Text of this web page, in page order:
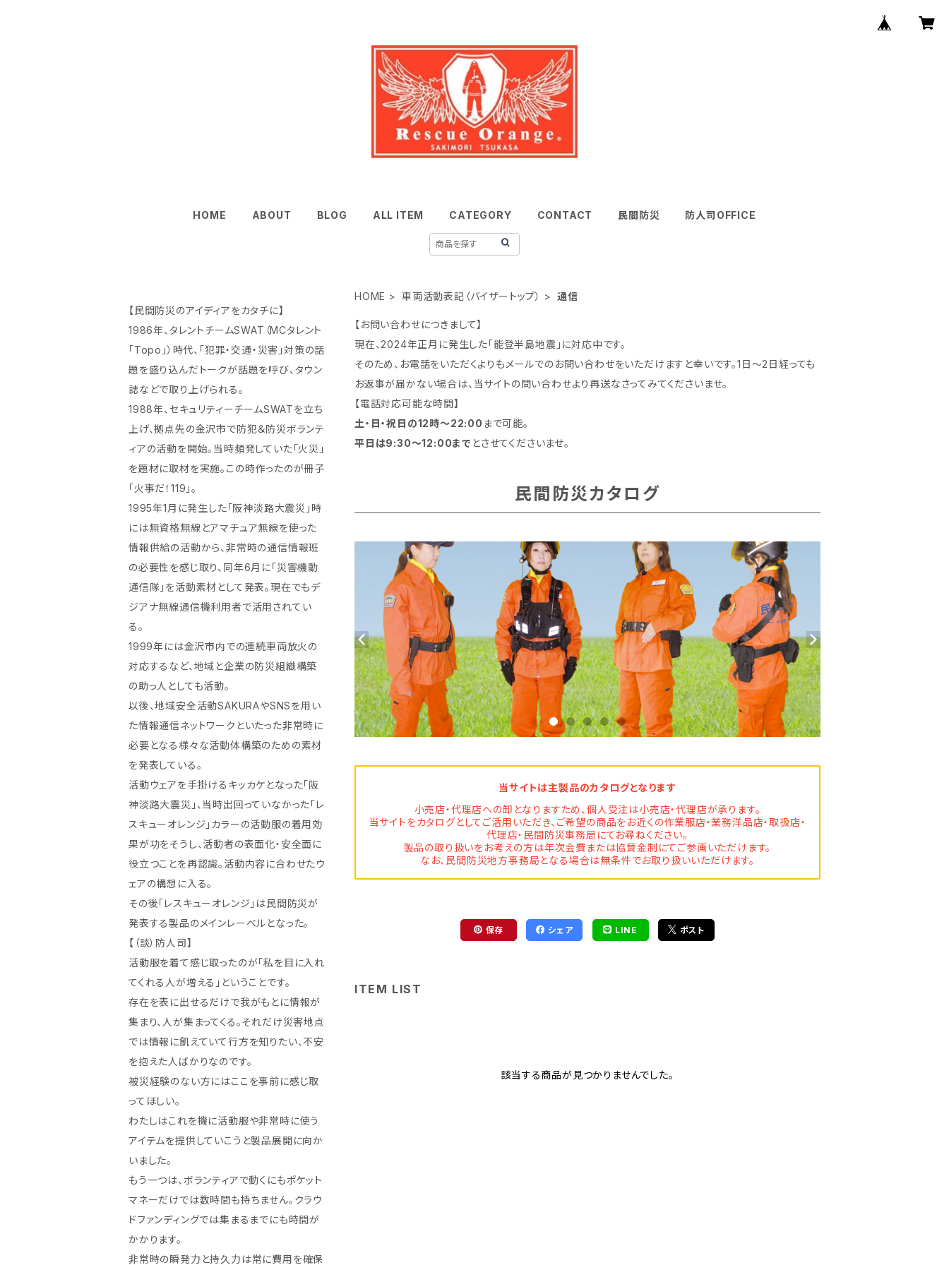
HOME ABOUT BLOG ALL ITEM CATEGORY CONTACT 民間防災 防人司OFFICE
HOME 車両活動表記（バイザートップ） 通信
【お問い合わせにつきまして】
現在、2024年正月に発生した「能登半島地震」に対応中です。
そのため、お電話をいただくよりもメールでのお問い合わせをいただけますと幸いです。1日～2日経っても
お返事が届かない場合は、当サイトの問い合わせより再送なさってみてくださいませ。
【電話対応可能な時間】
土・日・祝日の12時～22:00 まで可能。
平日は9:30～12:00まで とさせてくださいませ。
民間防災カタログ
当サイトは主製品のカタログとなります
小売店・代理店への卸となりますため、個人受注は小売店・代理店が承ります。
当サイトをカタログとしてご活用いただき、ご希望の商品をお近くの作業服店・業務洋品店・取扱店・
代理店・民間防災事務局にてお尋ねください。
製品の取り扱いをお考えの方は年次会費または協賛金制にてご参画いただけます。
なお、民間防災地方事務局となる場合は無条件でお取り扱いいただけます。
保存 シェア LINE ポスト
ITEM LIST
該当する商品が見つかりませんでした。
【民間防災のアイディアをカタチに】
1986年、タレントチームSWAT（MCタレント
「Topo」）時代、「犯罪・交通・災害」対策の話
題を盛り込んだトークが話題を呼び、タウン
誌などで取り上げられる。
1988年、セキュリティーチームSWATを立ち
上げ、拠点先の金沢市で防犯＆防災ボランテ
ィアの活動を開始。当時頻発していた「火災」
を題材に取材を実施。この時作ったのが冊子
「火事だ！119」。
1995年1月に発生した「阪神淡路大震災」時
には無資格無線とアマチュア無線を使った
情報供給の活動から、非常時の通信情報班
の必要性を感じ取り、同年6月に「災害機動
通信隊」を活動素材として発表。現在でもデ
ジアナ無線通信機利用者で活用されてい
る。
1999年には金沢市内での連続車両放火の
対応するなど、地域と企業の防災組織構築
の助っ人としても活動。
以後、地域安全活動SAKURAやSNSを用い
た情報通信ネットワークといたった非常時に
必要となる様々な活動体構築のための素材
を発表している。
活動ウェアを手掛けるキッカケとなった「阪
神淡路大震災」、当時出回っていなかった「レ
スキューオレンジ」カラーの活動服の着用効
果が功をそうし、活動者の表面化・安全面に
役立つことを再認識。活動内容に合わせたウ
ェアの構想に入る。
その後「レスキューオレンジ」は民間防災が
発表する製品のメインレーベルとなった。
【（談）防人司】
活動服を着て感じ取ったのが「私を目に入れ
てくれる人が増える」ということです。
存在を表に出せるだけで我がもとに情報が
集まり、人が集まってくる。それだけ災害地点
では情報に飢えていて行方を知りたい、不安
を抱えた人ばかりなのです。
被災経験のない方にはここを事前に感じ取
ってほしい。
わたしはこれを機に活動服や非常時に使う
アイテムを提供していこうと製品展開に向か
いました。
もう一つは、ボランティアで動くにもポケット
マネーだけでは数時間も持ちません。クラウ
ドファンディングでは集まるまでにも時間が
かかります。
非常時の瞬発力と持久力は常に費用を確保